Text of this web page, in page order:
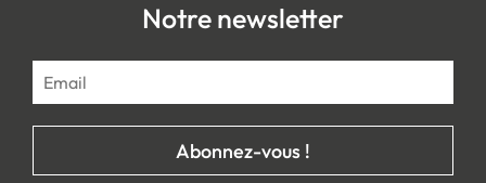
Notre newsletter